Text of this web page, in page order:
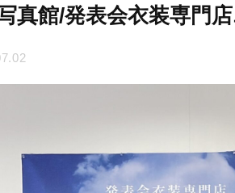
真館/発表会衣装専門